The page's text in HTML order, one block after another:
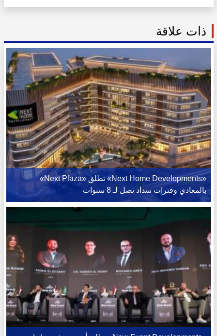
ذات علاقة
«Next Home Developments» تطلق «Next Plaza»
بالمعادي وفترات سداد تصل لـ 8 سنوات